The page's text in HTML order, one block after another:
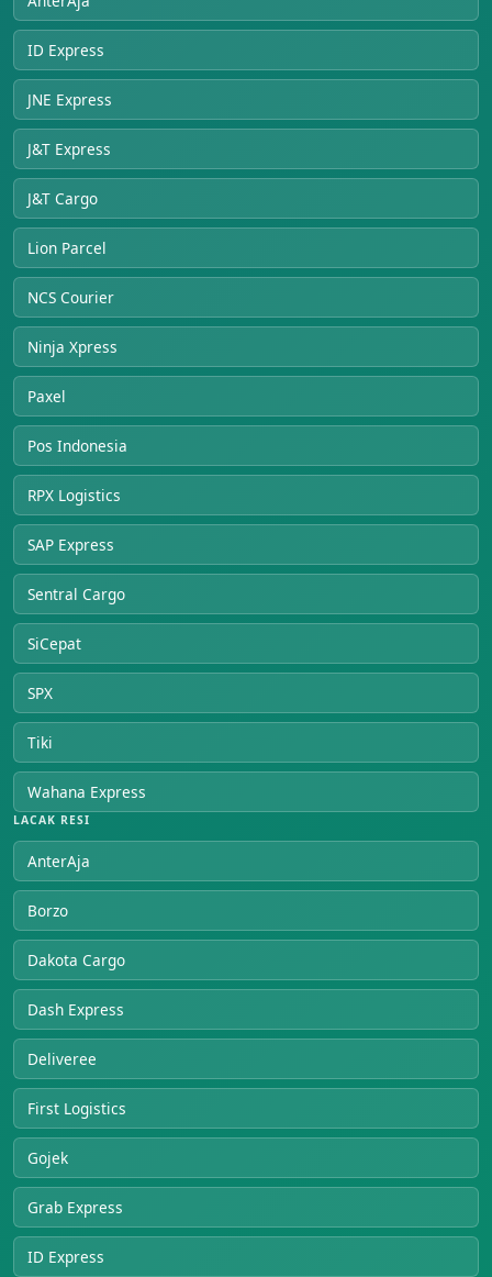
ID Express
JNE Express
J&T Express
J&T Cargo
Lion Parcel
NCS Courier
Ninja Xpress
Paxel
Pos Indonesia
RPX Logistics
SAP Express
Sentral Cargo
SiCepat
SPX
Tiki
Wahana Express
LACAK RESI
AnterAja
Borzo
Dakota Cargo
Dash Express
Deliveree
First Logistics
Gojek
Grab Express
ID Express